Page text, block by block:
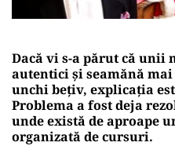
Dacă vi s-a părut că unii
autentici și seamănă
unchi bețiv, explicația
Problema a fost deja
unde există de aproape
organizată de cursuri.